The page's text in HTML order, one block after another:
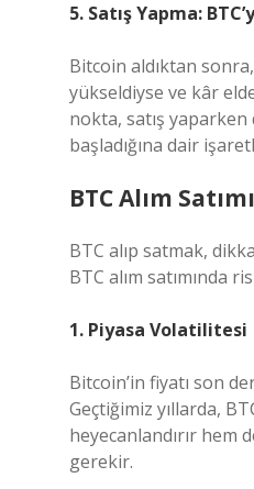
5. Satış Yapma:
Bitcoin aldıktan
yükseldiyse ve kâr
nokta, satış
başladığına dair
BTC Alım
BTC alıp satmak,
BTC alım satımında
1. Piyasa Volatilitesi
Bitcoin’in fiyatı son
Geçtiğimiz yıllarda,
heyecanlandırır
gerekir.